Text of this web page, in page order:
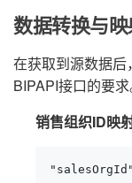
数据转换与
在获取到源数据
BIPAPI接口的要
销售组织ID映